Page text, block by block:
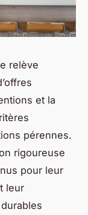
relève
et la
pérennes.
rigoureuse
pour leur
leur